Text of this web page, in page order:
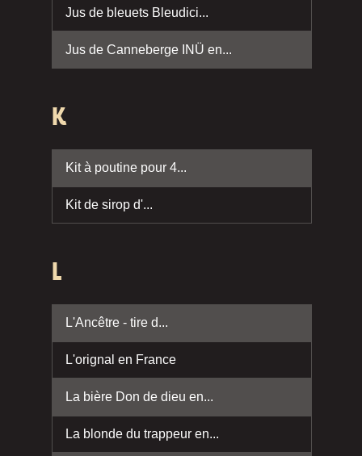
Jus de bleuets Bleudici...
Jus de Canneberge INÜ en...
K
Kit à poutine pour 4...
Kit de sirop d'...
L
L'Ancêtre - tire d...
L'orignal en France
La bière Don de dieu en...
La blonde du trappeur en...